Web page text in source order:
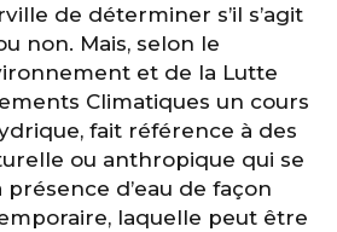
de déterminer s’il s’agit
non. Mais, selon le
et de la Lutte
Climatiques un cours
fait référence à des
ou anthropique qui se
d’eau de façon
laquelle peut être